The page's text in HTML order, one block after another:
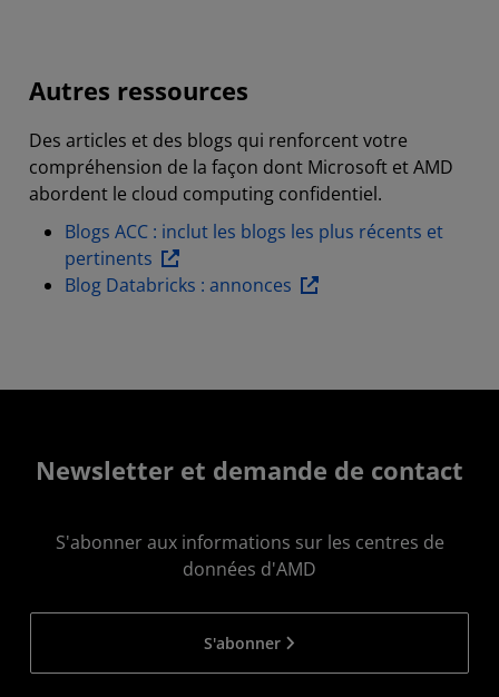
Autres ressources
Des articles et des blogs qui renforcent votre
compréhension de la façon dont Microsoft et AMD
abordent le cloud computing confidentiel.
Blogs ACC : inclut les blogs les plus récents et
pertinents
Blog Databricks : annonces
Newsletter et demande de contact
S'abonner aux informations sur les centres de
données d'AMD
S'abonner